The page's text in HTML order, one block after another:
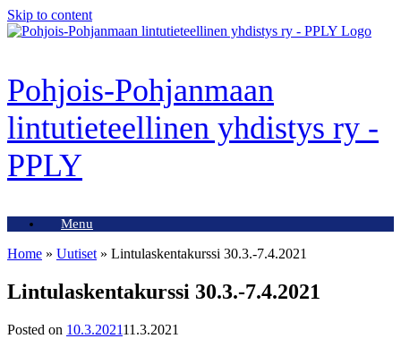
Skip to content
Pohjois-Pohjanmaan
lintutieteellinen yhdistys ry -
PPLY
Menu
Home » Uutiset » Lintulaskentakurssi 30.3.-7.4.2021
Lintulaskentakurssi 30.3.-7.4.2021
Posted on 10.3.202111.3.2021